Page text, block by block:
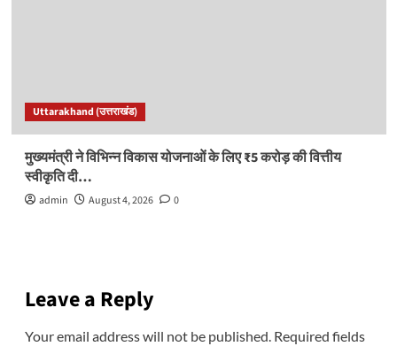
Uttarakhand (उत्तराखंड)
मुख्यमंत्री ने विभिन्न विकास योजनाओं के लिए ₹5 करोड़ की वित्तीय
स्वीकृति दी…
admin August 4, 2026 0
Leave a Reply
Your email address will not be published. Required fields